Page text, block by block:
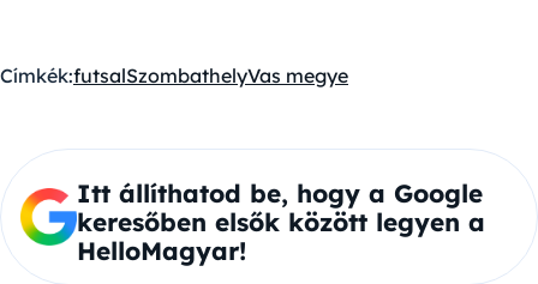
Címkék:futsalSzombathelyVas megye
Itt állíthatod be, hogy a Google
keresőben elsők között legyen a
HelloMagyar!